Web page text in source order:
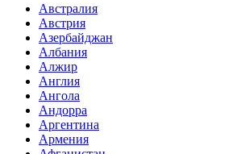
Австралия
Австрия
Азербайджан
Албания
Алжир
Англия
Ангола
Андорра
Аргентина
Армения